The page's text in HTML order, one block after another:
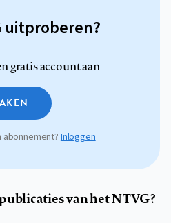
uitproberen?
gratis account aan
abonnement?Inloggen
van het NTVG?